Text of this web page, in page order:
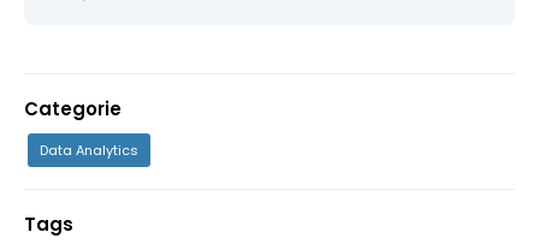
Categorie
Data Analytics
Tags